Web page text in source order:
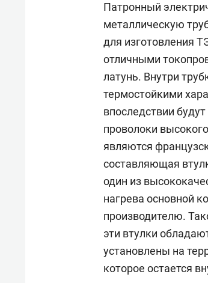
Патронный
металлическую
для изготовления
отличными
латунь. Внутри
термостойкими
впоследствии
проволоки
являются
составляющая
один из
нагрева основной
производителю.
эти втулки
установлены на
которое остается
ЖК «Заря»